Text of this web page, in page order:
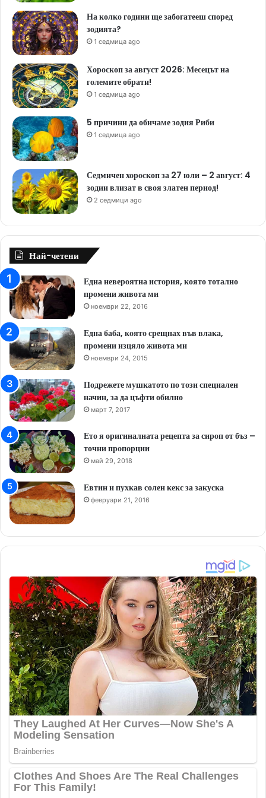
На колко години ще забогатееш според
зодията?
1 седмица ago
Хороскоп за август 2026: Месецът на
големите обрати!
1 седмица ago
5 причини да обичаме зодия Риби
1 седмица ago
Седмичен хороскоп за 27 юли – 2 август: 4
зодии влизат в своя златен период!
2 седмици ago
Най-четени
Една невероятна история, която тотално
промени живота ми
ноември 22, 2016
Една баба, която срещнах във влака,
промени изцяло живота ми
ноември 24, 2015
Подрежете мушкатото по този специален
начин, за да цъфти обилно
март 7, 2017
Ето я оригиналната рецепта за сироп от бъз –
точни пропорции
май 29, 2018
Евтин и пухкав солен кекс за закуска
февруари 21, 2016